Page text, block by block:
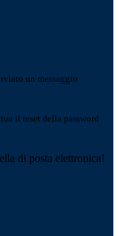
un messaggio
il reset della password
di posta elettronica!